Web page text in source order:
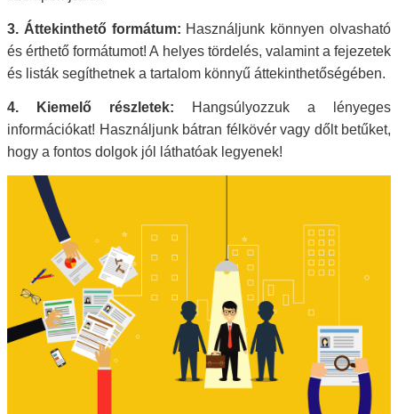
3. Áttekinthető formátum: Használjunk könnyen olvasható
és érthető formátumot! A helyes tördelés, valamint a fejezetek
és listák segíthetnek a tartalom könnyű áttekinthetőségében.
4. Kiemelő részletek: Hangsúlyozzuk a lényeges
információkat! Használjunk bátran félkövér vagy dőlt betűket,
hogy a fontos dolgok jól láthatóak legyenek!